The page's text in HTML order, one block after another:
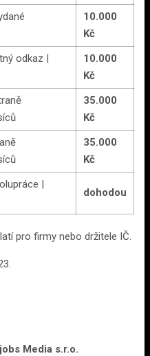
10.000
Kč
odkaz |
10.000
Kč
35.000
Kč
35.000
Kč
|
dohodou
pro firmy nebo držitele IČ.
Media s.r.o.